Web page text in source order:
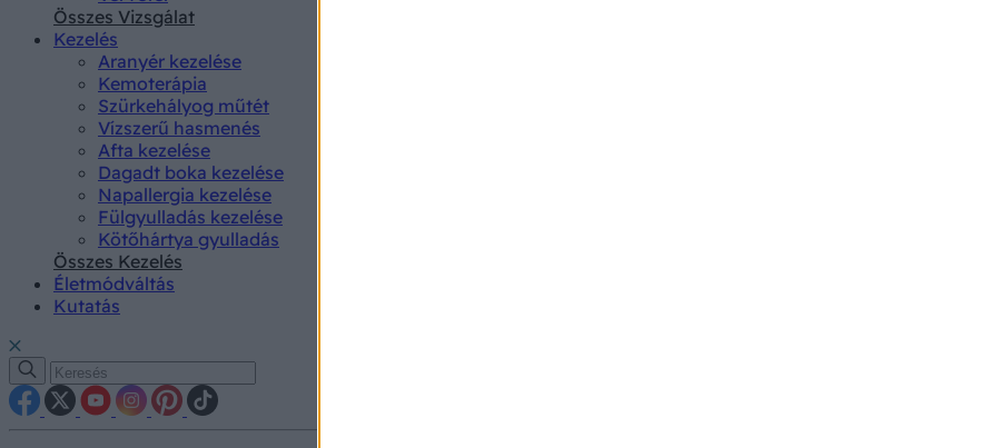
Összes Vizsgálat
Kezelés
Aranyér kezelése
Kemoterápia
Szürkehályog műtét
Vízszerű hasmenés
Afta kezelése
Dagadt boka kezelése
Napallergia kezelése
Fülgyulladás kezelése
Kötőhártya gyulladás
Összes Kezelés
Életmódváltás
Kutatás